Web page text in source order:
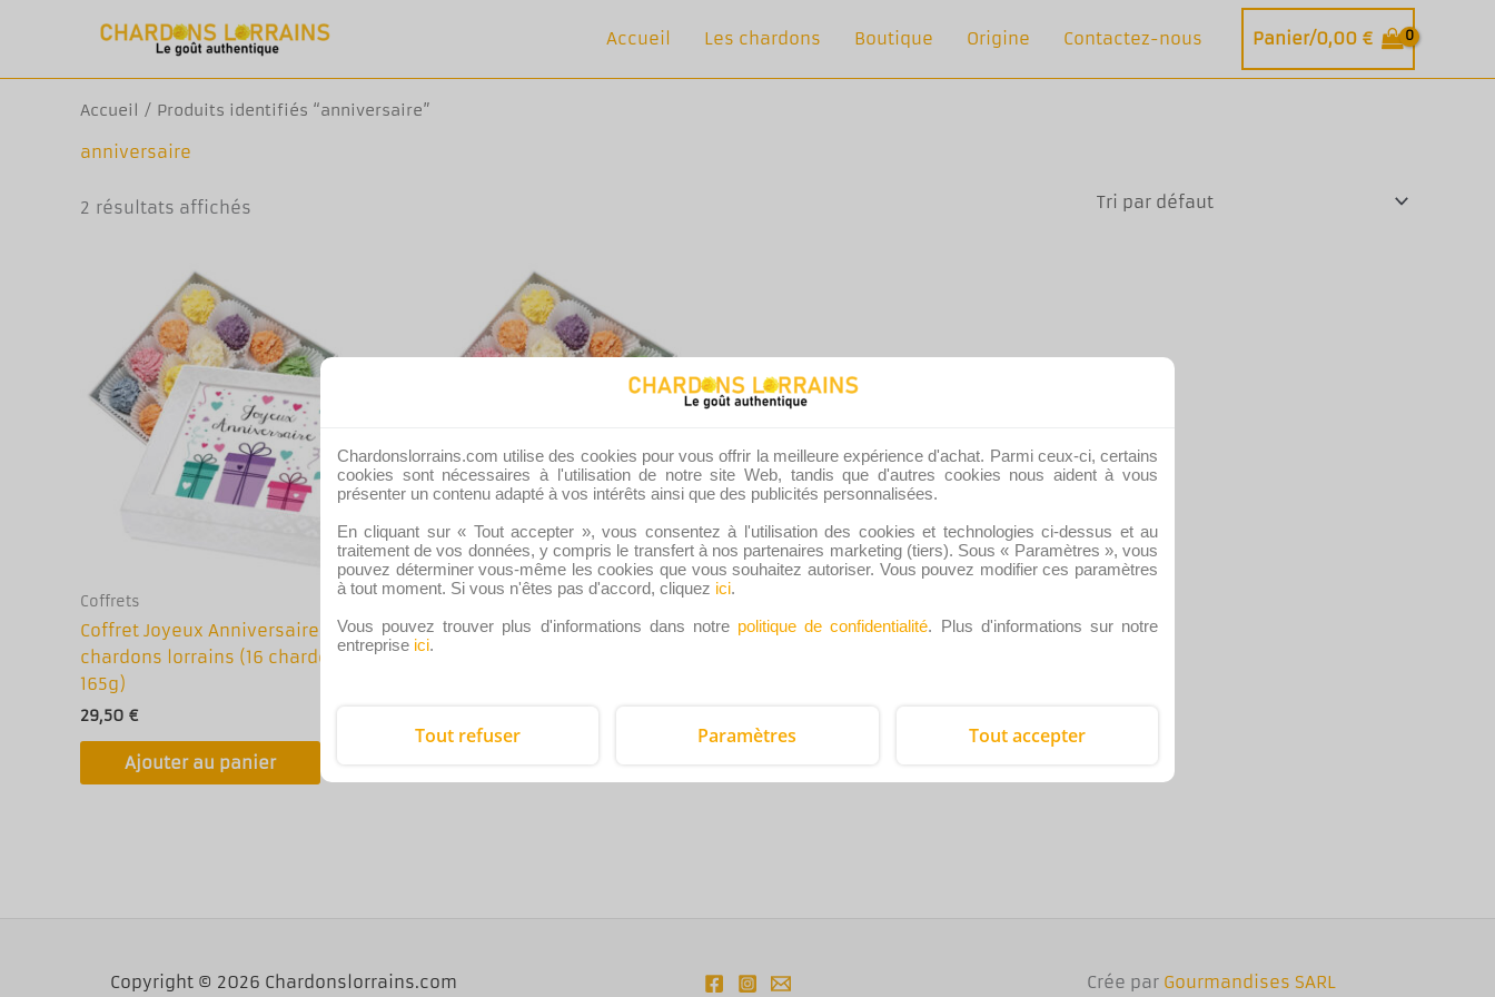
Accueil Les chardons Boutique Origine Contactez-nous Panier/0,00 €
Accueil / Produits identifiés “anniversaire”
anniversaire
2 résultats affichés
Coffrets
Coffret Joyeux Anniversaire de
chardons lorrains (16 chardons –
165g)
29,50 €
Ajouter au panier
Coffret Merci de chardons lorrains
(16 chardons – 165g)
Ajouter au panier
Copyright © 2026 Chardonslorrains.com Crée par Gourmandises SARL
Chardonslorrains.com utilise des cookies pour vous offrir la meilleure expérience d'achat. Parmi ceux-ci, certains
cookies sont nécessaires à l'utilisation de notre site Web, tandis que d'autres cookies nous aident à vous
présenter un contenu adapté à vos intérêts ainsi que des publicités personnalisées.
En cliquant sur « Tout accepter », vous consentez à l'utilisation des cookies et technologies ci-dessus et au
traitement de vos données, y compris le transfert à nos partenaires marketing (tiers). Sous « Paramètres », vous
pouvez déterminer vous-même les cookies que vous souhaitez autoriser. Vous pouvez modifier ces paramètres
à tout moment. Si vous n'êtes pas d'accord, cliquez ici.
Vous pouvez trouver plus d'informations dans notre politique de confidentialité. Plus d'informations sur notre
entreprise ici.
Tout refuser Paramètres Tout accepter